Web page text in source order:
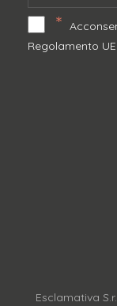
*
Regolamento
Esclamativa